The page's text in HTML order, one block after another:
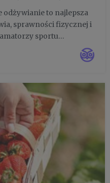
i warzyw
na plantacji? -
prasowe
odżywianie to najlepsza
sprawności fizycznej i
sportu
Najczęstsze z
warzyw i owoców,